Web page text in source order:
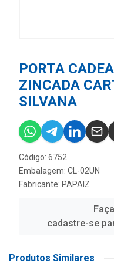
PORTA
ZINCADA
SILVANA
Código: 6752
Embalagem: CL-02UN
Fabricante: PAPAIZ
cadastre-se
Produtos Similares